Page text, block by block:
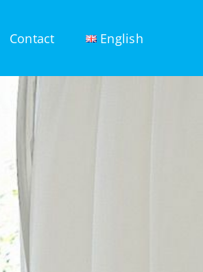
Contact English